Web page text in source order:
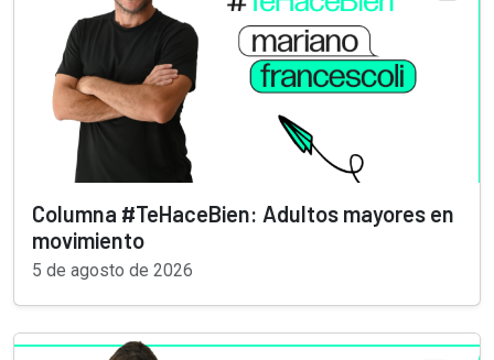
Columna #TeHaceBien: Adultos mayores en
movimiento
5 de agosto de 2026